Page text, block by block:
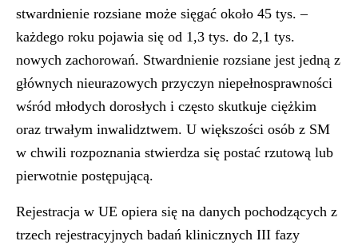
stwardnienie rozsiane może sięgać około 45 tys. –
każdego roku pojawia się od 1,3 tys. do 2,1 tys.
nowych zachorowań. Stwardnienie rozsiane jest jedną z
głównych nieurazowych przyczyn niepełnosprawności
wśród młodych dorosłych i często skutkuje ciężkim
oraz trwałym inwalidztwem. U większości osób z SM
w chwili rozpoznania stwierdza się postać rzutową lub
pierwotnie postępującą.
Rejestracja w UE opiera się na danych pochodzących z
trzech rejestracyjnych badań klinicznych III fazy